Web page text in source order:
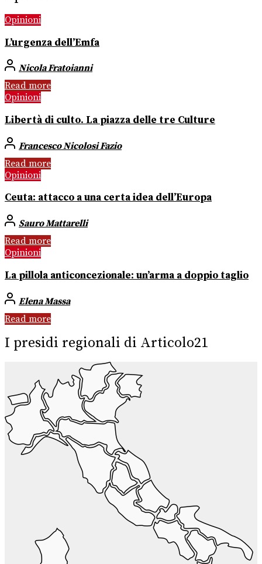
Opinioni
L’urgenza dell’Emfa
Nicola Fratoianni
Read more
Opinioni
Libertà di culto. La piazza delle tre Culture
Francesco Nicolosi Fazio
Read more
Opinioni
Ceuta: attacco a una certa idea dell’Europa
Sauro Mattarelli
Read more
Opinioni
La pillola anticoncezionale: un’arma a doppio taglio
Elena Massa
Read more
I presidi regionali di Articolo21